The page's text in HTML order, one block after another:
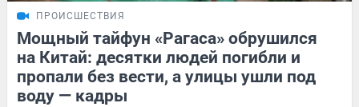
ПРОИСШЕСТВИЯ
Мощный тайфун «Рагаса» обрушился
на Китай: десятки людей погибли и
пропали без вести, а улицы ушли под
воду — кадры